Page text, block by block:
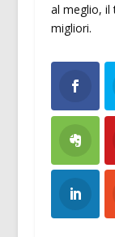
al meglio, il
migliori.